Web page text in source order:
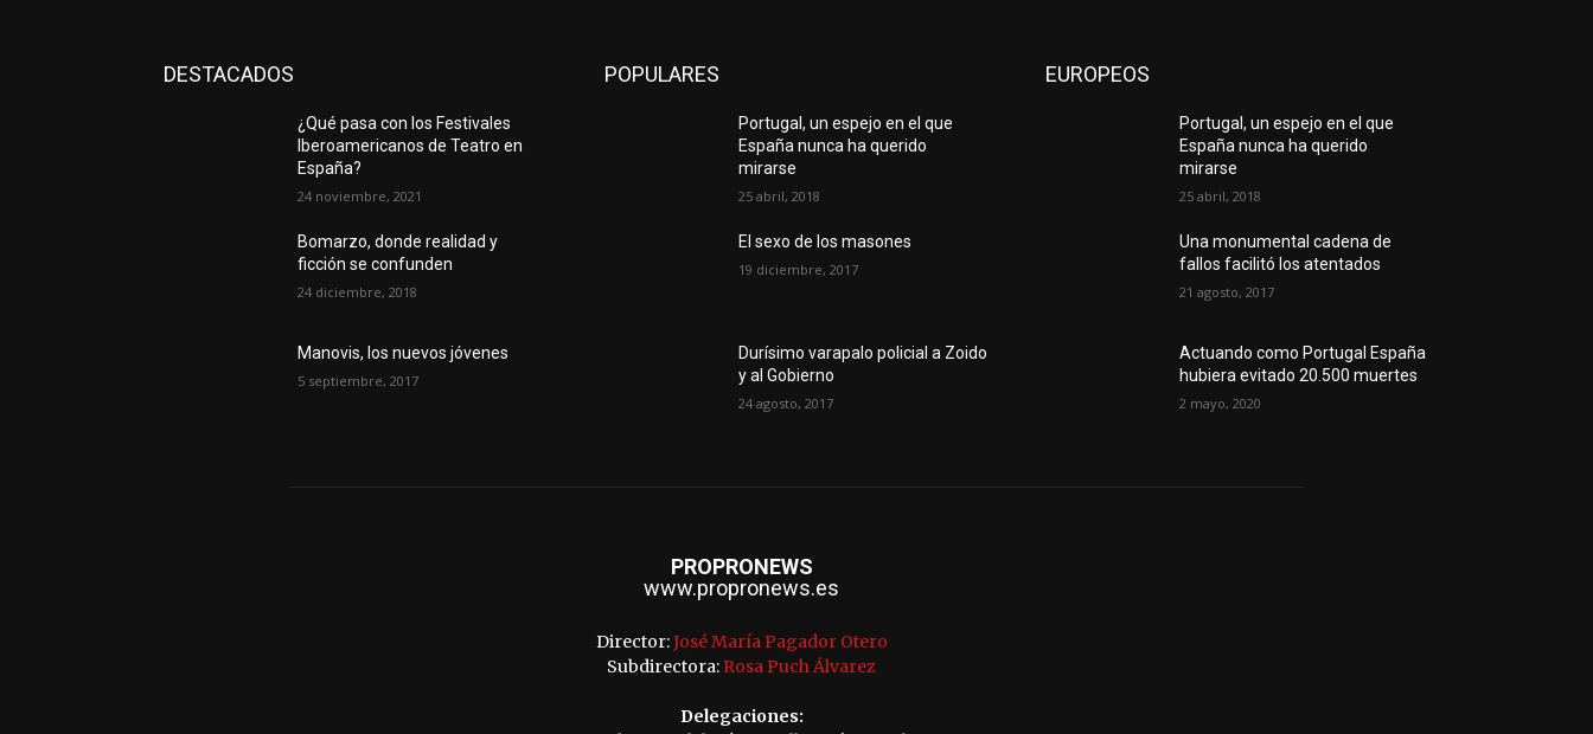
DESTACADOS
¿Qué pasa con los Festivales
Iberoamericanos de Teatro en
España?
24 noviembre, 2021
Bomarzo, donde realidad y
ficción se confunden
24 diciembre, 2018
Manovis, los nuevos jóvenes
5 septiembre, 2017
POPULARES
Portugal, un espejo en el que
España nunca ha querido
mirarse
25 abril, 2018
El sexo de los masones
19 diciembre, 2017
Durísimo varapalo policial a Zoido
y al Gobierno
24 agosto, 2017
EUROPEOS
Portugal, un espejo en el que
España nunca ha querido
mirarse
25 abril, 2018
Una monumental cadena de
fallos facilitó los atentados
21 agosto, 2017
Actuando como Portugal España
hubiera evitado 20.500 muertes
2 mayo, 2020
PROPRONEWS
www.propronews.es
Director:José María Pagador Otero
Subdirectora: Rosa Puch Álvarez
Delegaciones: